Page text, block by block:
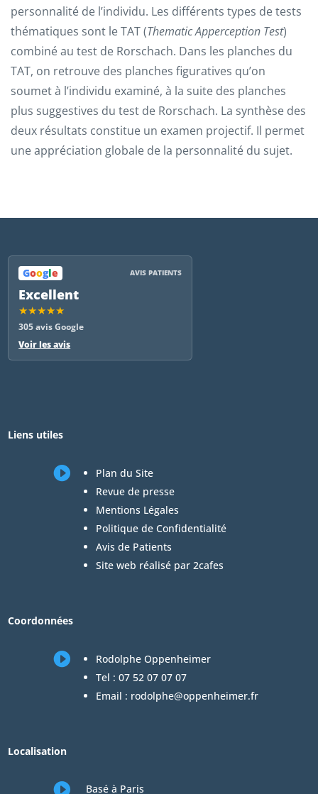
personnalité de l’individu. Les différents types de tests
thématiques sont le TAT (ThematicApperception Test)
combiné au test de Rorschach. Dans les planches du
TAT, on retrouve des planches figuratives qu’on
soumet à l’individu examiné, à la suite des planches
plus suggestives du test de Rorschach. La synthèse des
deux résultats constitue un examen projectif. Il permet
une appréciation globale de la personnalité du sujet.
Google AVIS PATIENTS
Excellent
★★★★★
305 avis Google
Voir les avis
Liens utiles

Plan du Site
Revue de presse
Mentions Légales
Politique de Confidentialité
Avis de Patients
Site web réalisé par 2cafes
Coordonnées

Rodolphe Oppenheimer
Tel : 07 52 07 07 07
Email : rodolphe@oppenheimer.fr
Localisation
 Basé à Paris